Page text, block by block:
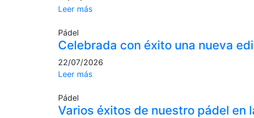
Leer más
Pádel
Celebrada con éxito una nueva
22/07/2026
Leer más
Pádel
Varios éxitos de nuestro pádel en